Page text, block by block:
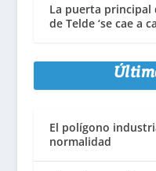
La puerta principal
de Telde ‘se cae a
El polígono
normalidad